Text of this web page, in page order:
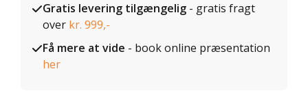
Gratis levering tilgængelig - gratis fragt
over kr. 999,-
Få mere at vide - book online præsentation
her